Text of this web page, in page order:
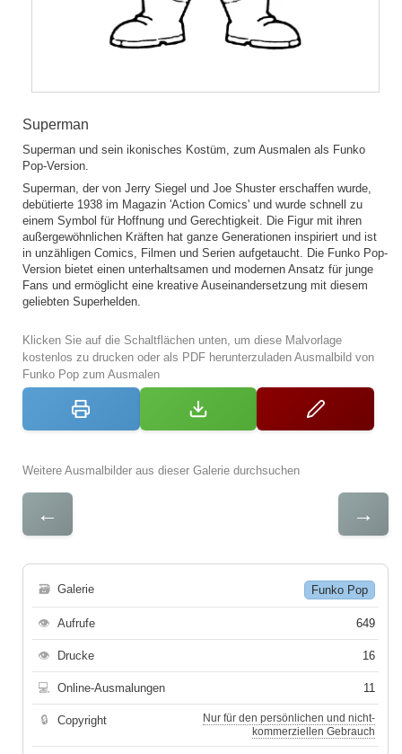
Superman
Superman und sein ikonisches Kostüm, zum Ausmalen als Funko
Pop-Version.
Superman, der von Jerry Siegel und Joe Shuster erschaffen wurde,
debütierte 1938 im Magazin 'Action Comics' und wurde schnell zu
einem Symbol für Hoffnung und Gerechtigkeit. Die Figur mit ihren
außergewöhnlichen Kräften hat ganze Generationen inspiriert und ist
in unzähligen Comics, Filmen und Serien aufgetaucht. Die Funko Pop-
Version bietet einen unterhaltsamen und modernen Ansatz für junge
Fans und ermöglicht eine kreative Auseinandersetzung mit diesem
geliebten Superhelden.
Klicken Sie auf die Schaltflächen unten, um diese Malvorlage
kostenlos zu drucken oder als PDF herunterzuladen Ausmalbild von
Funko Pop zum Ausmalen
Weitere Ausmalbilder aus dieser Galerie durchsuchen
← →
🗃 Galerie Funko Pop
👁 Aufrufe 649
👁 Drucke 16
💻 Online-Ausmalungen 11
🔒 Copyright
Nur für den persönlichen und nicht-
kommerziellen Gebrauch